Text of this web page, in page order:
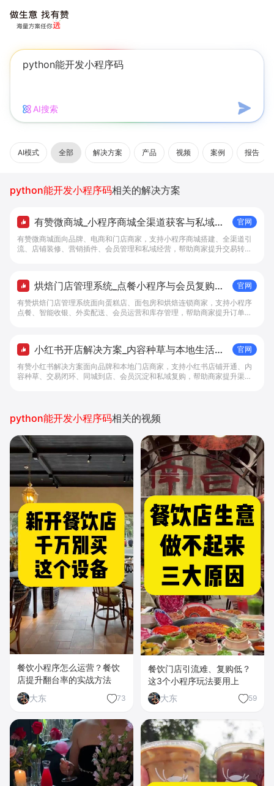
AI搜索
AI模式 全部 解决方案 产品 视频 案例 报告
python能开发小程序码相关的解决方案
有赞微商城_小程序商城全渠道获客与私域复
购工具 - 做生意, 找有赞
官网
有赞微商城面向品牌、电商和门店商家，支持小程序商城搭建、全渠道引
流、店铺装修、营销插件、会员管理和私域经营，帮助商家提升交易转化
烘焙门店管理系统_点餐小程序与会员复购工
具 - 做生意, 找有赞
官网
有赞烘焙门店管理系统面向蛋糕店、面包房和烘焙连锁商家，支持小程序
点餐、智能收银、外卖配送、会员运营和库存管理，帮助商家提升订单转
小红书开店解决方案_内容种草与本地生活转
化工具 - 做生意, 找有赞
官网
有赞小红书解决方案面向品牌和本地门店商家，支持小红书店铺开通、内
容种草、交易闭环、同城到店、会员沉淀和私域复购，帮助商家提升渠道
python能开发小程序码相关的视频
餐饮小程序怎么运营？餐饮
店提升翻台率的实战方法
大东
73
餐饮门店引流难、复购低？
这3个小程序玩法要用上
大东
59